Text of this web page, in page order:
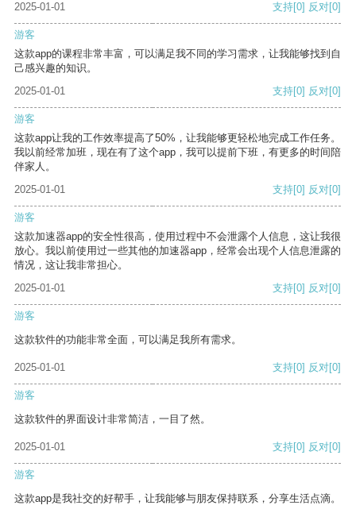
2025-01-01 支持[0] 反对[0]
游客
这款app的课程非常丰富，可以满足我不同的学习需求，让我能够找到自
己感兴趣的知识。
2025-01-01
支持[0] 反对[0]
游客
这款app让我的工作效率提高了50%，让我能够更轻松地完成工作任务。
我以前经常加班，现在有了这个app，我可以提前下班，有更多的时间陪
伴家人。
2025-01-01
支持[0] 反对[0]
游客
这款加速器app的安全性很高，使用过程中不会泄露个人信息，这让我很
放心。我以前使用过一些其他的加速器app，经常会出现个人信息泄露的
情况，这让我非常担心。
2025-01-01
支持[0] 反对[0]
游客
这款软件的功能非常全面，可以满足我所有需求。
2025-01-01 支持[0] 反对[0]
游客
这款软件的界面设计非常简洁，一目了然。
2025-01-01 支持[0] 反对[0]
游客
这款app是我社交的好帮手，让我能够与朋友保持联系，分享生活点滴。